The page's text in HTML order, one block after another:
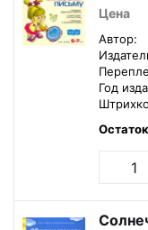
Цена
Автор:
Год